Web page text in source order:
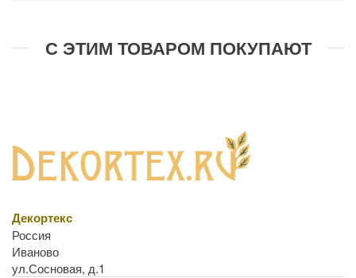
С ЭТИМ ТОВАРОМ ПОКУПАЮТ
Декортекс
Россия
Иваново
ул.Сосновая, д.1